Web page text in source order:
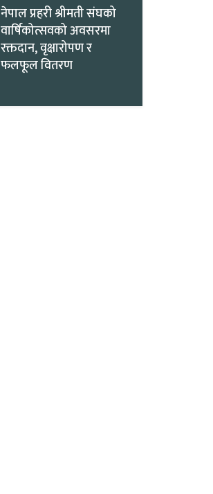
नेपाल प्रहरी श्रीमती संघको
वार्षिकोत्सवको अवसरमा
रक्तदान, वृक्षारोपण र
फलफूल वितरण